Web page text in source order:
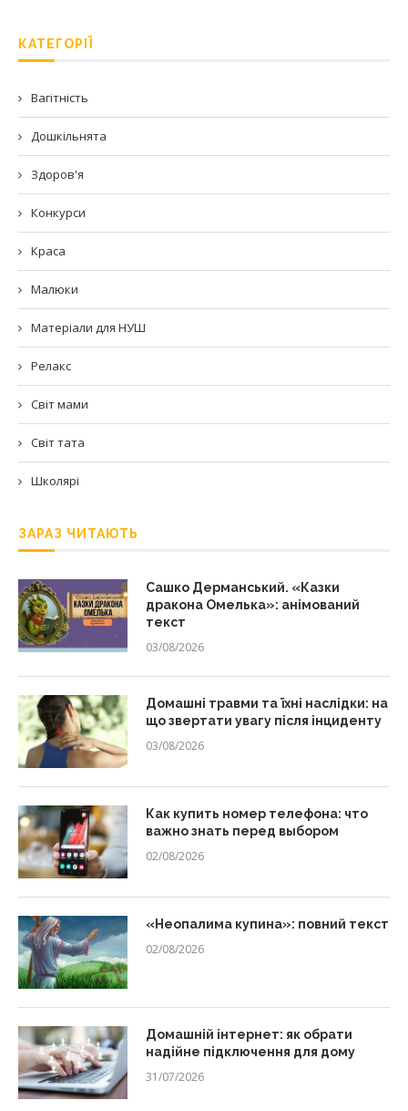
КАТЕГОРІЇ
Вагітність
Дошкільнята
Здоров'я
Конкурси
Краса
Малюки
Матеріали для НУШ
Релакс
Світ мами
Світ тата
Школярі
ЗАРАЗ ЧИТАЮТЬ
Сашко Дерманський. «Казки
дракона Омелька»: анімований
текст
03/08/2026
Домашні травми та їхні наслідки: на
що звертати увагу після інциденту
03/08/2026
Как купить номер телефона: что
важно знать перед выбором
02/08/2026
«Неопалима купина»: повний текст
02/08/2026
Домашній інтернет: як обрати
надійне підключення для дому
31/07/2026